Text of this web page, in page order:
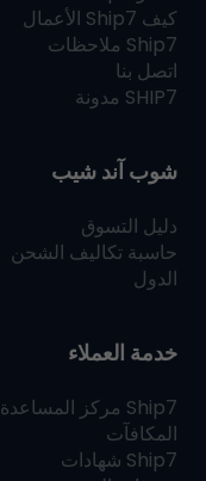
كيف Ship7 الأعمال
Ship7 ملاحظات
اتصل بنا
SHIP7 مدونة
شوب آند شيب
دليل التسوق
حاسبة تكاليف الشحن
الدول
خدمة العملاء
Ship7 مركز المساعدة
المكافآت
Ship7 شهادات